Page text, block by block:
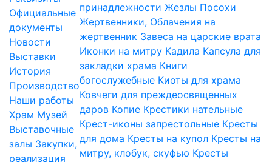
Официальные
документы
Новости
Выставки
История
Производство
Наши работы
Храм Музей
Выставочные
залы Закупки,
реализация
принадлежности Жезлы Посохи
Жертвенники, Облачения на
жертвенник Завеса на царские врата
Иконки на митру Кадила Капсула для
закладки храма Книги
богослужебные Киоты для храма
Ковчеги для преждеосвященных
даров Копие Крестики нательные
Крест-иконы запрестольные Кресты
для дома Кресты на купол Кресты на
митру, клобук, скуфью Кресты